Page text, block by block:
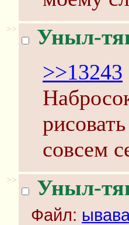
>> Уныл-
>>13243
совсем
>> Уныл-
Файл: